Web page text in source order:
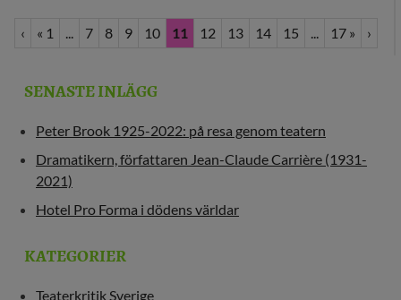
‹ « 1 ... 7 8 9 10 11 12 13 14 15 ... 17 » ›
SENASTE INLÄGG
Peter Brook 1925-2022: på resa genom teatern
Dramatikern, författaren Jean-Claude Carrière (1931-
2021)
Hotel Pro Forma i dödens världar
KATEGORIER
Teaterkritik Sverige